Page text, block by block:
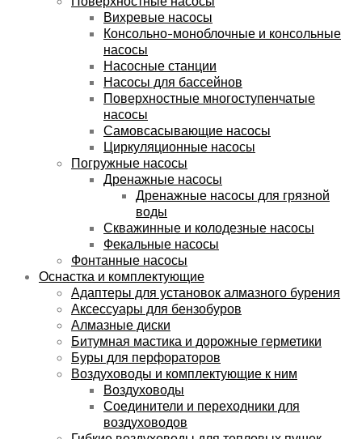
Вихревые насосы
Консольно-моноблочные и консольные
насосы
Насосные станции
Насосы для бассейнов
Поверхностные многоступенчатые
насосы
Самовсасывающие насосы
Циркуляционные насосы
Погружные насосы
Дренажные насосы
Дренажные насосы для грязной
воды
Скважинные и колодезные насосы
Фекальные насосы
Фонтанные насосы
Оснастка и комплектующие
Адаптеры для установок алмазного бурения
Аксессуары для бензобуров
Алмазные диски
Битумная мастика и дорожные герметики
Буры для перфораторов
Воздуховоды и комплектующие к ним
Воздуховоды
Соединители и переходники для
воздуховодов